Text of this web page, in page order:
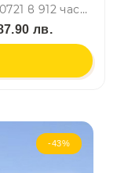
Конструктор тип ЛЕГО - NINJA 10721 в 912 части, 6+
лв.
-43%